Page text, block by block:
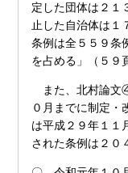
定した団体は２１
止した自治体は１
条例は全５５９条
を占める」（５９
また、北村論文
０月までに制定
は平成２９年１１
された条例は２０